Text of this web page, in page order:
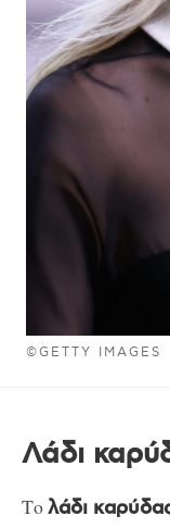
©GETTY IMAGES
Λάδι
Τολάδι